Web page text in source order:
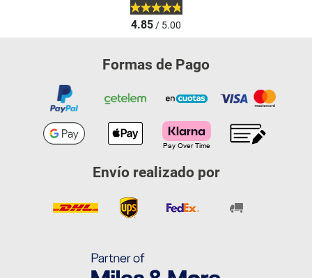
4.85/ 5.00
Formas de Pago
Envío realizado por